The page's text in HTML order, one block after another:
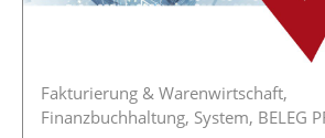
Fakturierung & Warenwirtschaft,
Finanzbuchhaltung, System, BELEG